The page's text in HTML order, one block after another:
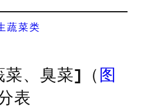
蔬菜类
、臭菜]（ 图
表